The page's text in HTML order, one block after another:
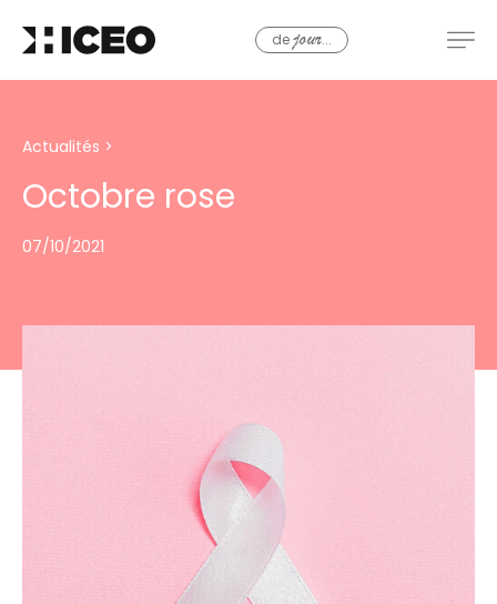
dejour...
Actualités >
Octobre rose
07/10/2021